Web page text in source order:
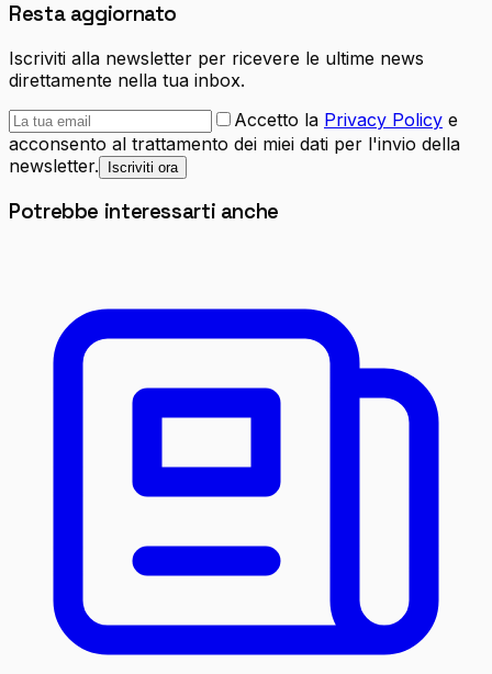
Resta aggiornato
Iscriviti alla newsletter per ricevere le ultime news
direttamente nella tua inbox.
Accetto la Privacy Policy e
acconsento al trattamento dei miei dati per l'invio della
newsletter.
Iscriviti ora
Potrebbe interessarti anche